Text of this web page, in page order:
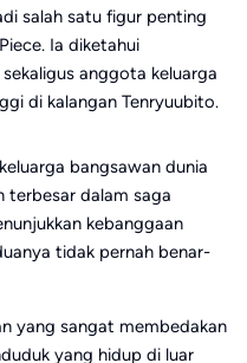
salah satu figur penting
Ia diketahui
anggota keluarga
di kalangan Tenryuubito.
bangsawan dunia
terbesar dalam saga
kebanggaan
tidak pernah benar-
yang sangat membedakan
yang hidup di luar